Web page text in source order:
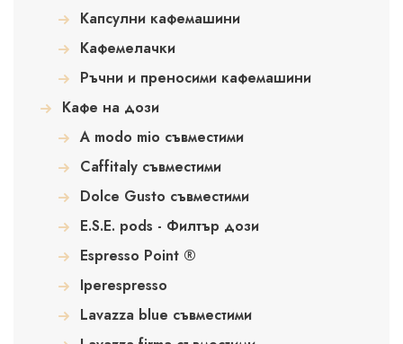
Капсулни кафемашини
Кафемелачки
Ръчни и преносими кафемашини
Кафе на дози
A modo mio съвместими
Caffitaly съвместими
Dolce Gusto съвместими
E.S.E. pods - Филтър дози
Espresso Point ®
Iperespresso
Lavazza blue съвместими